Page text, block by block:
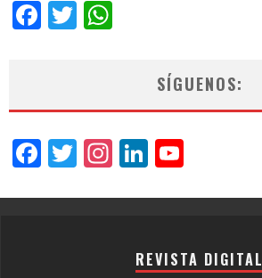
Facebook
Twitter
SÍGUENOS:
Facebook
Twitter
Instagram
LinkedIn
REVISTA DIGITAL